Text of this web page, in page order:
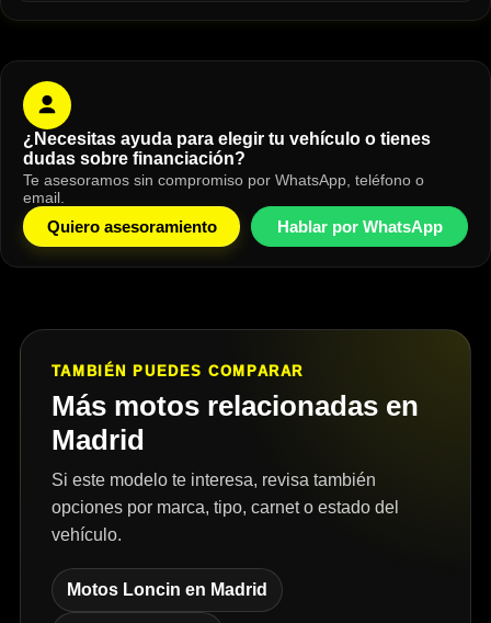
¿Necesitas ayuda para elegir tu vehículo o tienes
dudas sobre financiación?
Te asesoramos sin compromiso por WhatsApp, teléfono o
email.
Quiero asesoramiento Hablar por WhatsApp
TAMBIÉN PUEDES COMPARAR
Más motos relacionadas en
Madrid
Si este modelo te interesa, revisa también
opciones por marca, tipo, carnet o estado del
vehículo.
Motos Loncin en Madrid